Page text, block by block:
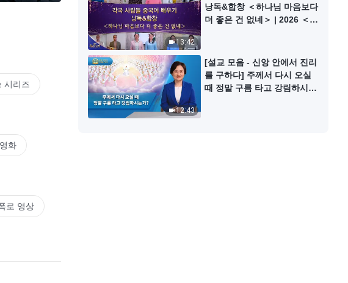
16:33
매일의 하나님 말씀 ― 하나님 알아
가기 | 발췌문 28
14:47
매일의 하나님 말씀 ― 하나님 알아
가기 | 발췌문 29
미 의심하기
? 이 일이 닥
인 것 같다.
? 사람은 하
나님을 적대
떻게 찬양하
대하고 정말
럴 수 없겠
는 것이냐?
관념과 그
뿐인데 미혹
런 사람들에
. 이 무지한
리즈
화
로 영상
13:42
낭독&합창 ＜하나님 마음보다
더 좋은 건 없네＞ | 2026 ＜찬
12:43
[설교 모음 - 신앙 안에서 진리
를 구하다] 주께서 다시 오실
때 정말 구름 타고 강림하시는